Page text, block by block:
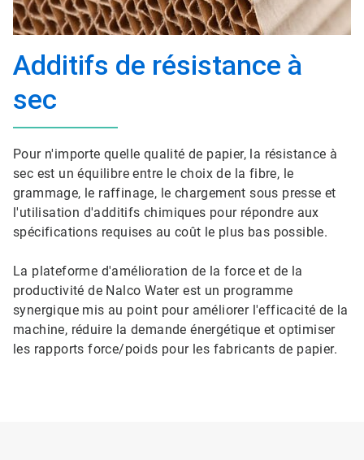
Additifs de résistance à
sec
Pour n'importe quelle qualité de papier, la résistance à
sec est un équilibre entre le choix de la fibre, le
grammage, le raffinage, le chargement sous presse et
l'utilisation d'additifs chimiques pour répondre aux
spécifications requises au coût le plus bas possible.
La plateforme d'amélioration de la force et de la
productivité de Nalco Water est un programme
synergique mis au point pour améliorer l'efficacité de la
machine, réduire la demande énergétique et optimiser
les rapports force/poids pour les fabricants de papier.